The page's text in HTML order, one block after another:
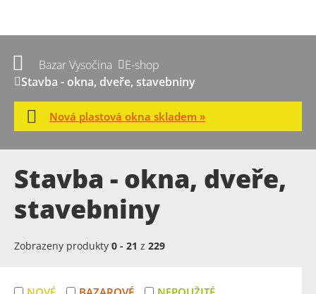
Bazar Vysočina
E-shop
Stavba - okna, dveře, stavebniny
Nová plastová okna skladem »
Stavba - okna, dveře,
stavebniny
Zobrazeny produkty 0 - 21 z 229